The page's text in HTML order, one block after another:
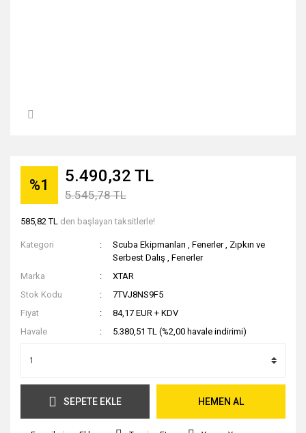
%1 5.490,32 TL
5.545,78 TL
585,82 TL den başlayan taksitlerle!
Kategori Scuba Ekipmanları ,Fenerler , Zıpkın ve
Serbest Dalış ,Fenerler
Marka
XTAR
Stok Kodu
7TVJ8NS9F5
Fiyat
84,17 EUR + KDV
Havale
5.380,51 TL (%2,00 havale indirimi)
SEPETE EKLE HEMEN AL